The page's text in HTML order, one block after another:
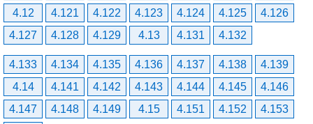
4.12
4.121 4.122 4.123 4.124 4.125
4.126
4.127
4.128 4.129 4.13 4.131 4.132
4.133 4.134 4.135 4.136 4.137 4.138
4.139
4.14
4.141 4.142 4.143 4.144 4.145
4.146
4.147
4.148 4.149 4.15 4.151 4.152
4.153